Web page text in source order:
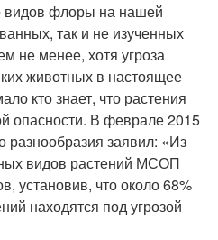
видов флоры на нашей
так и не изученных
не менее, хотя угроза
животных в настоящее
кто знает, что растения
опасности. В феврале 2015
разнообразия заявил: «Из
видов растений МСОП
установив, что около 68%
находятся под угрозой